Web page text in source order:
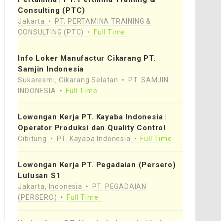
Consulting (PTC)
Jakarta
PT. PERTAMINA TRAINING &
CONSULTING (PTC)
Full Time
Info Loker Manufactur Cikarang PT.
Samjin Indonesia
Sukaresmi, Cikarang Selatan
PT. SAMJIN
INDONESIA
Full Time
Lowongan Kerja PT. Kayaba Indonesia |
Operator Produksi dan Quality Control
Cibitung PT. Kayaba Indonesia Full Time
Lowongan Kerja PT. Pegadaian (Persero)
Lulusan S1
Jakarta, Indonesia
PT. PEGADAIAN
(PERSERO)
Full Time